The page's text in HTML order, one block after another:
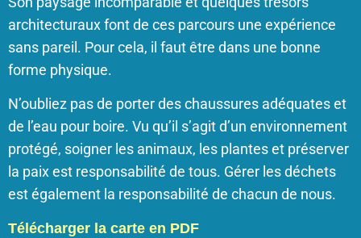
architecturaux font de ces parcours une expérience
sans pareil. Pour cela, il faut être dans une bonne
forme physique.
N’oubliez pas de porter des chaussures adéquates et
de l’eau pour boire. Vu qu’il s’agit d’un environnement
protégé, soigner les animaux, les plantes et préserver
la paix est responsabilité de tous. Gérer les déchets
est également la responsabilité de chacun de nous.
Télécharger la carte en PDF